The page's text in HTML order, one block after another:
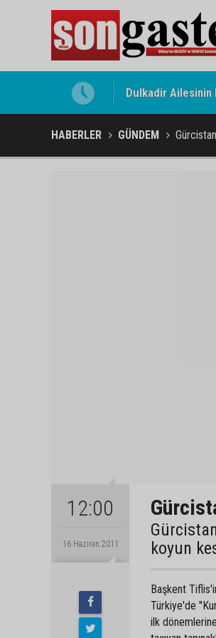
Gölbaşı
HABERLER GÜNDEM
12:00
16 Haziran 2011
koyun
Başkent
Türkiye'de
ilk